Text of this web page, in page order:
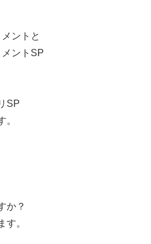
ントと
ントSP
SP
。
か？
す。